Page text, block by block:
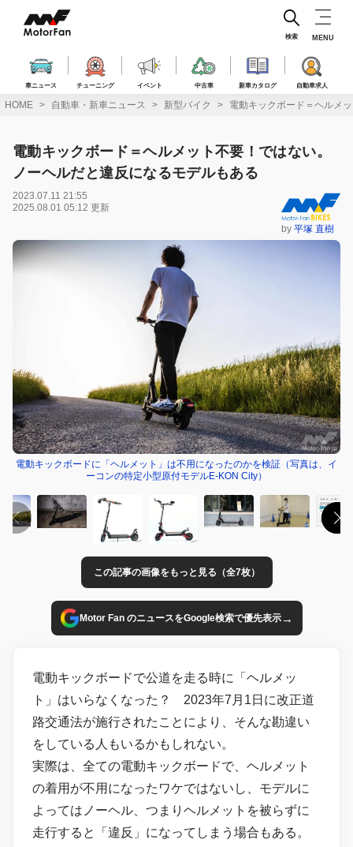
ス
車ニュース チューニング イベント 中古車 新車カタログ 自動車求人
検索 MENU
HOME 自動車・新車ニュース 新型バイク 電動キックボード＝ヘルメ
電動キックボード＝ヘルメット不要！ではない。
ノーヘルだと違反になるモデルもある
2023.07.11 21:55
2025.08.01 05:12 更新
by平塚 直樹
電動キックボードに「ヘルメット」は不用になったのかを検証（写真は、イ
ーコンの特定小型原付モデルE-KON City）
この記事の画像をもっと見る（全7枚）
Motor Fan のニュースをGoogle検索で優先表示→
電動キックボードで公道を走る時に「ヘルメッ
ト」はいらなくなった？ 2023年7月1日に改正道
路交通法が施行されたことにより、そんな勘違い
をしている人もいるかもしれない。
実際は、全ての電動キックボードで、ヘルメット
の着用が不用になったワケではないし、モデルに
よってはノーヘル、つまりヘルメットを被らずに
走行すると「違反」になってしまう場合もある。